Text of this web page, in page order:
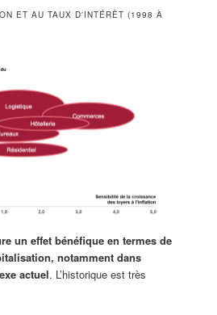
ET AU TAUX D'INTÉRÊT (1998 À
un effet bénéfique en termes de
notamment dans
actuel. L’historique est très